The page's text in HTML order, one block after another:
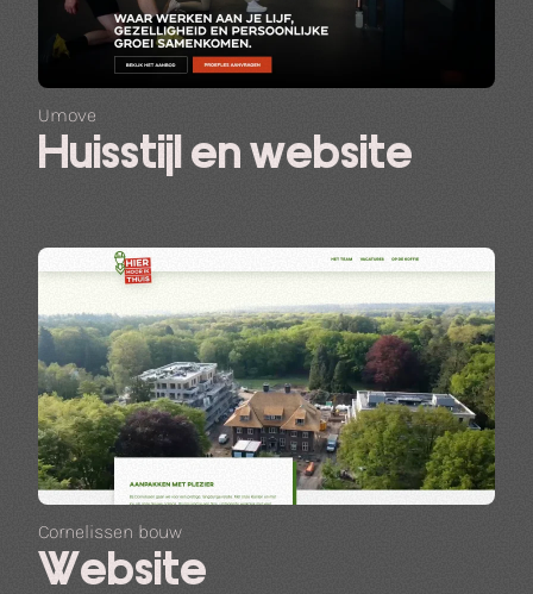
Umove
Huisstijl en website
Cornelissen bouw
Website